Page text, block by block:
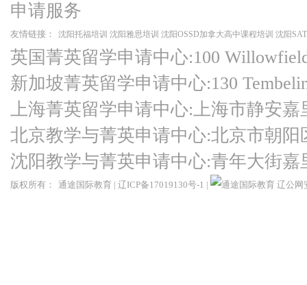
申请服务
友情链接： 沈阳托福培训 沈阳雅思培训 沈阳OSSD加拿大高中课程培训 沈阳
英国菁英留学申请中心:100
新加坡菁英留学申请中心:130
上海菁英留学申请中心:上海市静安嘉
北京教学与菁英申请中心:北京市朝
沈阳教学与菁英申请中心:青年大街
版权所有： 通途国际教育 | 辽ICP备17019130号-1 | 辽公网